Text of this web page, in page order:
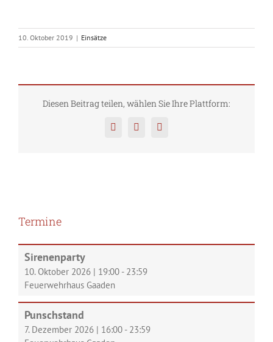
10. Oktober 2019 | Einsätze
Diesen Beitrag teilen, wählen Sie Ihre Plattform:
FacebookTwitterPinterest
Termine
Sirenenparty
10. Oktober 2026 | 19:00 - 23:59
Feuerwehrhaus Gaaden
Punschstand
7. Dezember 2026 | 16:00 - 23:59